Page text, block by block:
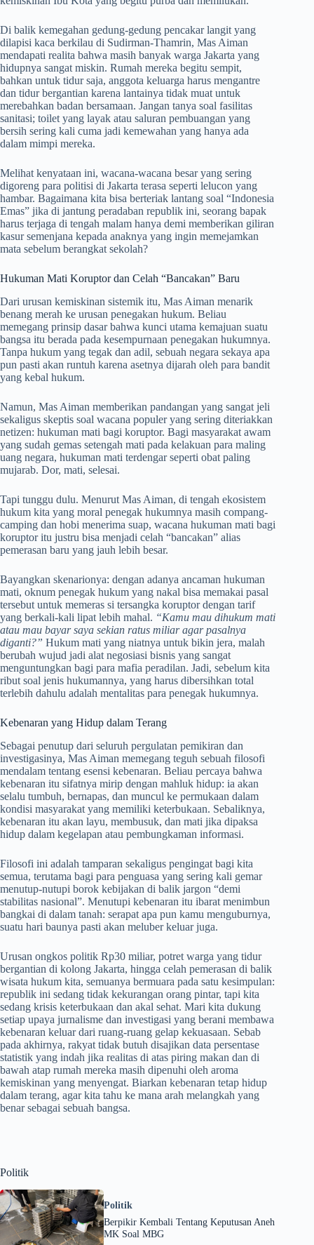
Di balik kemegahan gedung-gedung pencakar langit yang
dilapisi kaca berkilau di Sudirman-Thamrin, Mas Aiman
mendapati realita bahwa masih banyak warga Jakarta yang
hidupnya sangat miskin. Rumah mereka begitu sempit,
bahkan untuk tidur saja, anggota keluarga harus mengantre
dan tidur bergantian karena lantainya tidak muat untuk
merebahkan badan bersamaan. Jangan tanya soal fasilitas
sanitasi; toilet yang layak atau saluran pembuangan yang
bersih sering kali cuma jadi kemewahan yang hanya ada
dalam mimpi mereka.
Melihat kenyataan ini, wacana-wacana besar yang sering
digoreng para politisi di Jakarta terasa seperti lelucon yang
hambar. Bagaimana kita bisa berteriak lantang soal “Indonesia
Emas” jika di jantung peradaban republik ini, seorang bapak
harus terjaga di tengah malam hanya demi memberikan giliran
kasur semenjana kepada anaknya yang ingin memejamkan
mata sebelum berangkat sekolah?
Hukuman Mati Koruptor dan Celah “Bancakan” Baru
Dari urusan kemiskinan sistemik itu, Mas Aiman menarik
benang merah ke urusan penegakan hukum. Beliau
memegang prinsip dasar bahwa kunci utama kemajuan suatu
bangsa itu berada pada kesempurnaan penegakan hukumnya.
Tanpa hukum yang tegak dan adil, sebuah negara sekaya apa
pun pasti akan runtuh karena asetnya dijarah oleh para bandit
yang kebal hukum.
Namun, Mas Aiman memberikan pandangan yang sangat jeli
sekaligus skeptis soal wacana populer yang sering diteriakkan
netizen: hukuman mati bagi koruptor. Bagi masyarakat awam
yang sudah gemas setengah mati pada kelakuan para maling
uang negara, hukuman mati terdengar seperti obat paling
mujarab. Dor, mati, selesai.
Tapi tunggu dulu. Menurut Mas Aiman, di tengah ekosistem
hukum kita yang moral penegak hukumnya masih compang-
camping dan hobi menerima suap, wacana hukuman mati bagi
koruptor itu justru bisa menjadi celah “bancakan” alias
pemerasan baru yang jauh lebih besar.
Bayangkan skenarionya: dengan adanya ancaman hukuman
mati, oknum penegak hukum yang nakal bisa memakai pasal
tersebut untuk memeras si tersangka koruptor dengan tarif
yang berkali-kali lipat lebih mahal. “Kamu mau dihukum mati
atau mau bayar saya sekian ratus miliar agar pasalnya
diganti?” Hukum mati yang niatnya untuk bikin jera, malah
berubah wujud jadi alat negosiasi bisnis yang sangat
menguntungkan bagi para mafia peradilan. Jadi, sebelum kita
ribut soal jenis hukumannya, yang harus dibersihkan total
terlebih dahulu adalah mentalitas para penegak hukumnya.
Kebenaran yang Hidup dalam Terang
Sebagai penutup dari seluruh pergulatan pemikiran dan
investigasinya, Mas Aiman memegang teguh sebuah filosofi
mendalam tentang esensi kebenaran. Beliau percaya bahwa
kebenaran itu sifatnya mirip dengan mahluk hidup: ia akan
selalu tumbuh, bernapas, dan muncul ke permukaan dalam
kondisi masyarakat yang memiliki keterbukaan. Sebaliknya,
kebenaran itu akan layu, membusuk, dan mati jika dipaksa
hidup dalam kegelapan atau pembungkaman informasi.
Filosofi ini adalah tamparan sekaligus pengingat bagi kita
semua, terutama bagi para penguasa yang sering kali gemar
menutup-nutupi borok kebijakan di balik jargon “demi
stabilitas nasional”. Menutupi kebenaran itu ibarat menimbun
bangkai di dalam tanah: serapat apa pun kamu menguburnya,
suatu hari baunya pasti akan meluber keluar juga.
Urusan ongkos politik Rp30 miliar, potret warga yang tidur
bergantian di kolong Jakarta, hingga celah pemerasan di balik
wisata hukum kita, semuanya bermuara pada satu kesimpulan:
republik ini sedang tidak kekurangan orang pintar, tapi kita
sedang krisis keterbukaan dan akal sehat. Mari kita dukung
setiap upaya jurnalisme dan investigasi yang berani membawa
kebenaran keluar dari ruang-ruang gelap kekuasaan. Sebab
pada akhirnya, rakyat tidak butuh disajikan data persentase
statistik yang indah jika realitas di atas piring makan dan di
bawah atap rumah mereka masih dipenuhi oleh aroma
kemiskinan yang menyengat. Biarkan kebenaran tetap hidup
dalam terang, agar kita tahu ke mana arah melangkah yang
benar sebagai sebuah bangsa.
Politik
Politik
Berpikir Kembali Tentang Keputusan Aneh
MK Soal MBG